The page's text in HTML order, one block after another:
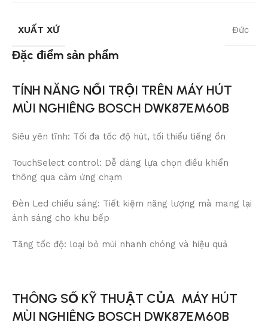
XUẤT XỨ Đức
Đặc điểm sản phẩm
TÍNH NĂNG NỔI TRỘI TRÊN MÁY HÚT
MÙI NGHIÊNG BOSCH DWK87EM60B
Siêu yên tĩnh: Tối đa tốc độ hút, tối thiểu tiếng ồn
TouchSelect control: Dễ dàng lựa chọn điều khiển
thông qua cảm ứng chạm
Đèn Led chiếu sáng: Tiết kiệm năng lượng mà mang lại
ánh sáng cho khu bếp
Tăng tốc độ: loại bỏ mùi nhanh chóng và hiệu quả
THÔNG SỐ KỸ THUẬT CỦA MÁY HÚT
MÙI NGHIÊNG BOSCH DWK87EM60B